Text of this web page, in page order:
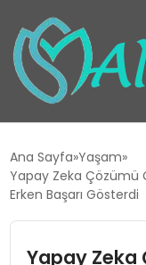
EĞITIM
Ana Sayfa Yaşam
Yapay Zeka Çözümü
Erken Başarı
Yapay Zeka